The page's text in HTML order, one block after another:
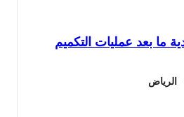
بعد عمليات التكميم